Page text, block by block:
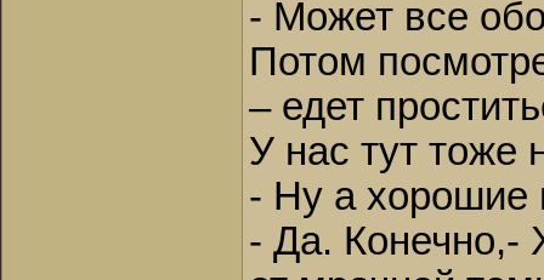
- Может все
Потом
– едет
У нас тут тоже
- Ну а хорошие
- Да. Конечно,-